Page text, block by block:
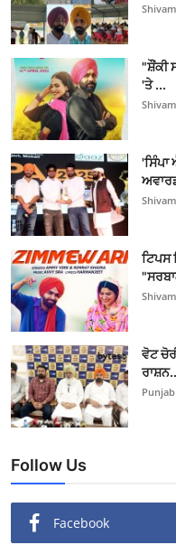
"ਸ਼ੌਂਕੀ
'ਤੇ ...
'ਸਿੰਪਾ
ਟਿਪਸ
ਵੋਟ
Punjab
Follow Us
Facebook